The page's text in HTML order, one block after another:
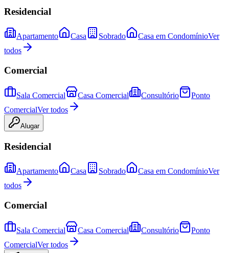
Residencial
Apartamento Casa Sobrado Casa em CondomínioVer
todos
Comercial
Sala Comercial Casa Comercial Consultório
Ponto
ComercialVer todos
Alugar
Residencial
Apartamento Casa Sobrado Casa em CondomínioVer
todos
Comercial
Sala Comercial Casa Comercial Consultório
Ponto
ComercialVer todos